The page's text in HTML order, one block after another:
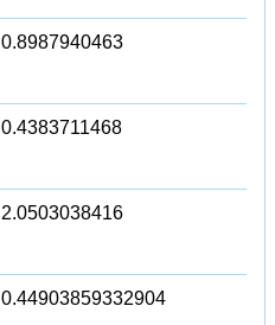
0.8987940463
0.4383711468
2.0503038416
0.44903859332904